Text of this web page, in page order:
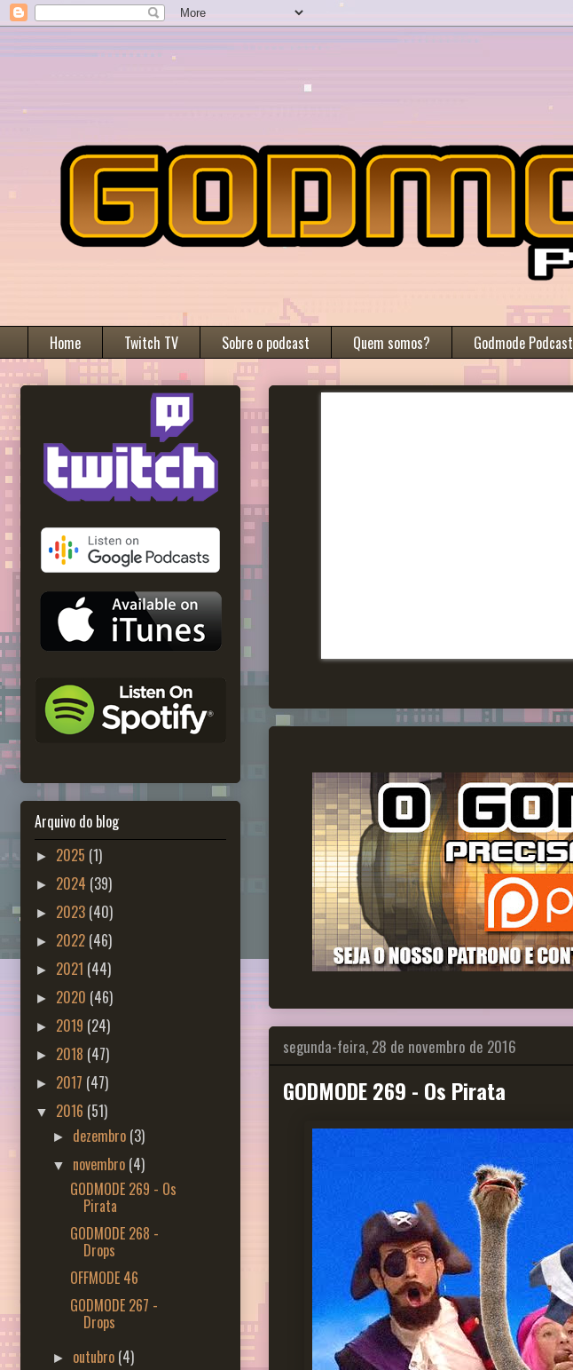
Home Twitch TV Sobre o podcast Quem somos? Godmode Podcast
segunda-feira, 28 de novembro de 2016
GODMODE 269 - Os Pirata
Arquivo do blog
► 2025 (1)
► 2024 (39)
► 2023 (40)
► 2022 (46)
► 2021 (44)
► 2020 (46)
► 2019 (24)
► 2018 (47)
► 2017 (47)
▼ 2016 (51)
► dezembro (3)
▼ novembro (4)
GODMODE 269 - Os
Pirata
GODMODE 268 -
Drops
OFFMODE 46
GODMODE 267 -
Drops
► outubro (4)